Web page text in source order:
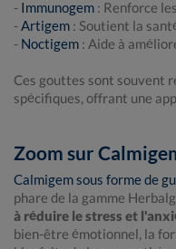
- Immunogem : Renforce
-Artigem : Soutient la
- Noctigem : Aide à
Ces gouttes sont souvent
spécifiques, offrant une
Zoom sur
Calmigem sous forme de
phare de la gamme
à réduire le stress et
bien-être émotionnel, la